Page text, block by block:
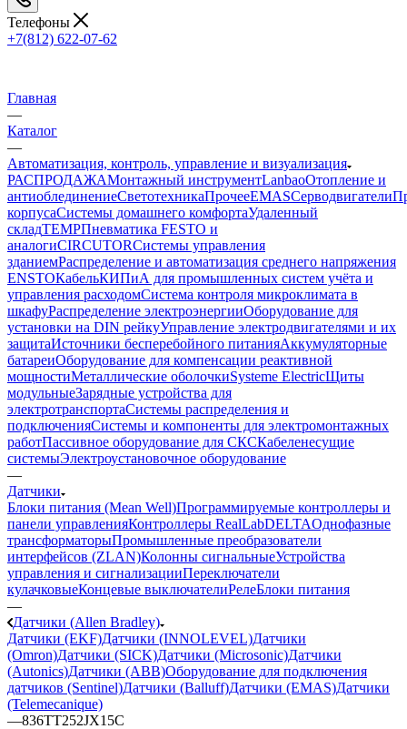
Телефоны
+7(812) 622-07-62
Главная
—
Каталог
—
Автоматизация, контроль, управление и визуализация
РАСПРОДАЖАМонтажный инструментLanbaoОтопление и
антиоблединениеСветотехникаПрочееEMASCерводвигатели
корпусаСистемы домашнего комфортаУдаленный
складTEMPПневматика FESTO и
аналогиCIRCUTORСистемы управления
зданиемРаспределение и автоматизация среднего напряжения
ENSTOКабельКИПиА для промышленных систем учёта и
управления расходомСистема контроля микроклимата в
шкафуРаспределение электроэнергииОборудование для
установки на DIN рейкуУправление электродвигателями и их
защитаИсточники бесперебойного питанияАккумуляторные
батареиОборудование для компенсации реактивной
мощностиМеталлические оболочкиSysteme ElectricЩиты
модульныеЗарядные устройства для
электротранспортаСистемы распределения и
подключенияСистемы и компоненты для электромонтажных
работПассивное оборудование для СКСКабеленесущие
системыЭлектроустановочное оборудование
—
Датчики
Блоки питания (Mean Well)Программируемые контроллеры и
панели управленияКонтроллеры RealLabDELTAОднофазные
трансформаторыПромышленные преобразователи
интерфейсов (ZLAN)Колонны сигнальныеУстройства
управления и сигнализацииПереключатели
кулачковыеКонцевые выключателиРелеБлоки питания
—
Датчики (Allen Bradley)
Датчики (EKF)Датчики (INNOLEVEL)Датчики
(Omron)Датчики (SICK)Датчики (Microsonic)Датчики
(Autonics)Датчики (ABB)Оборудование для подключения
датчиков (Sentinel)Датчики (Balluff)Датчики (EMAS)Датчики
(Telemecanique)
—836TT252JX15C